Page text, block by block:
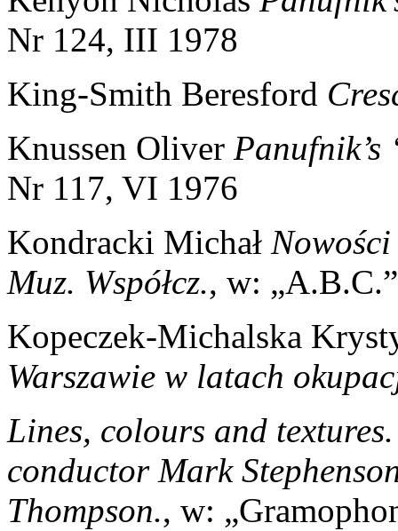
Nr 124, III 1978
King-Smith Beresford
Knussen Oliver Panufnik’s
Nr 117, VI 1976
Kondracki Michał Nowości
Muz. Współcz., w:
Kopeczek-Michalska
Warszawie w latach
Lines, colours and
conductor Mark
Thompson., w: